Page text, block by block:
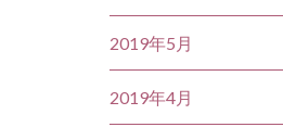
2019年5月
2019年4月